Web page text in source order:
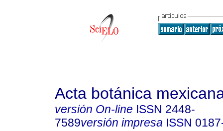
Acta botánica
versión On-line ISSN 2448-
7589versión impresa ISSN